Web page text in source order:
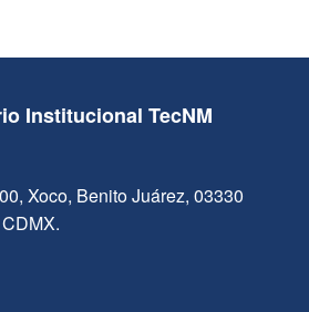
Institucional TecNM
Xoco, Benito Juárez, 03330